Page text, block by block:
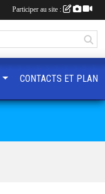
CONTACTS ET PLAN
Participer au site :